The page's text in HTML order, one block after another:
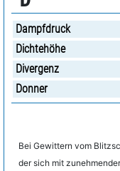
Dampfdruck
Dichtehöhe
Divergenz
Donner
Bei Gewittern vom
der sich mit